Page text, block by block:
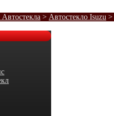
> Автостекло Isuzu >